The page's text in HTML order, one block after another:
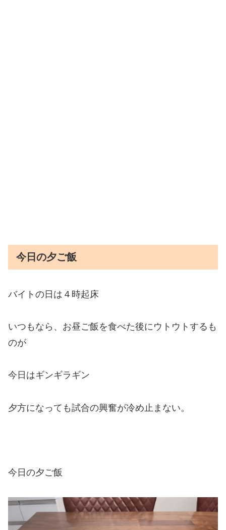
今日の夕ご飯
バイトの日は４時起床
いつもなら、お昼ご飯を食べた後にウトウトするも
のが
今日はギンギラギン
夕方になっても試合の興奮が冷め止まない。
今日の夕ご飯